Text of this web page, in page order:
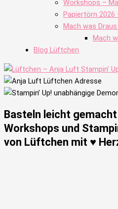
Workshops –
Papiertörn 2026
Mach was
Mach
Blog Lüftchen
Basteln leicht
Workshops und
von Lüftchen mit ♥